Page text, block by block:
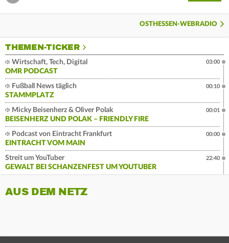
OSTHESSEN-WEBRADIO
THEMEN-TICKER
Wirtschaft, Tech, Digital
OMR PODCAST
03:00
Fußball News täglich
STAMMPLATZ
00:10
Micky Beisenherz & Oliver Polak
BEISENHERZ UND POLAK – FRIENDLY FIRE
00:01
Podcast von Eintracht Frankfurt
EINTRACHT VOM MAIN
00:00
Streit um YouTuber
GEWALT BEI SCHANZENFEST UM YOUTUBER
22:40
AUS DEM NETZ